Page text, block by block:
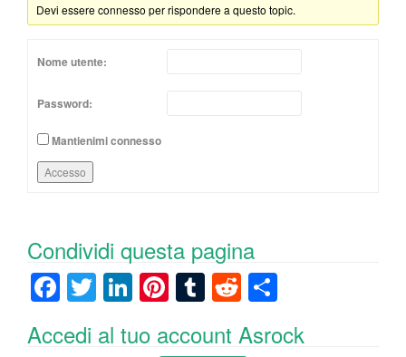
Devi essere connesso per rispondere a questo topic.
Nome utente:
Password:
Mantienimi connesso
Accesso
Condividi questa pagina
F
c
T
wi
tt
Li
k
Pi
er
T
m
R
e
d n
Accedi al tuo account Asrock